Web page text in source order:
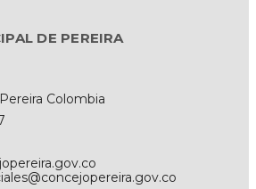
DE PEREIRA
Colombia